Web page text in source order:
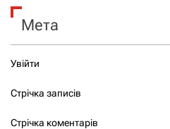
Мета
Увійти
Стрічка записів
Стрічка коментарів